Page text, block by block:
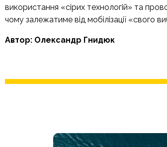
використання «сірих технологій» та
чому залежатиме від мобілізації «свого
Автор: Олександр Гнидюк